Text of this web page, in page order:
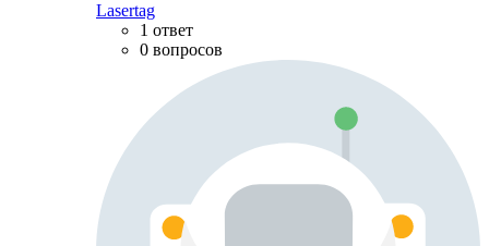
Lasertag
1 ответ
0 вопросов